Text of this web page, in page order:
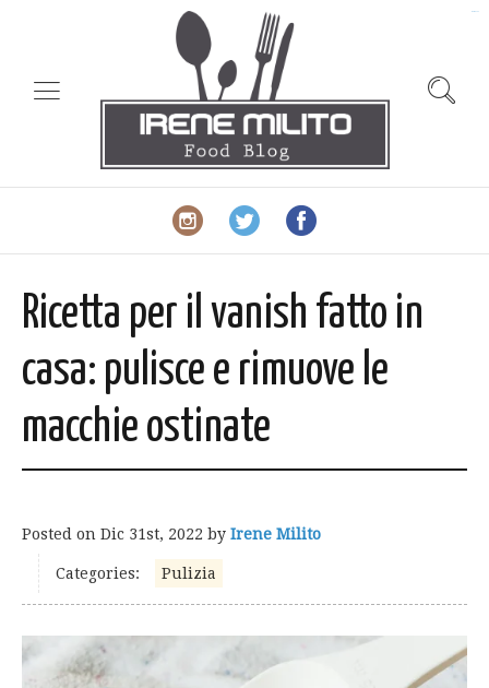
Ricetta per il vanish fatto in
casa: pulisce e rimuove le
macchie ostinate
Posted on Dic 31st, 2022 by Irene Milito
Categories: Pulizia